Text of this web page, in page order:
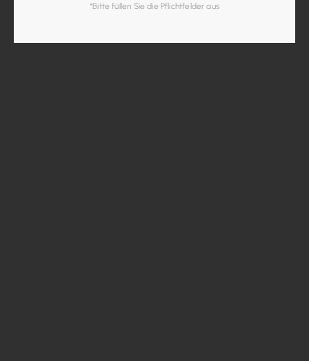
*Bitte füllen Sie die Pflichtfelder aus